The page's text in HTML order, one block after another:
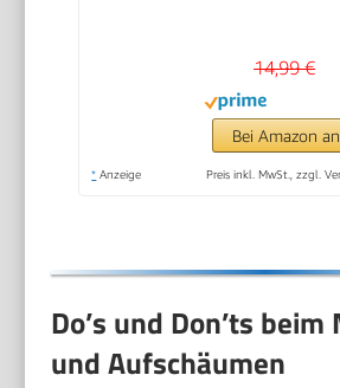
einfacher
Handhabung,
Batterien,
14,99 €
Bei Amazon
* Anzeige Preis inkl. MwSt., zzgl.
Do’s und Don’ts
und Aufschäumen